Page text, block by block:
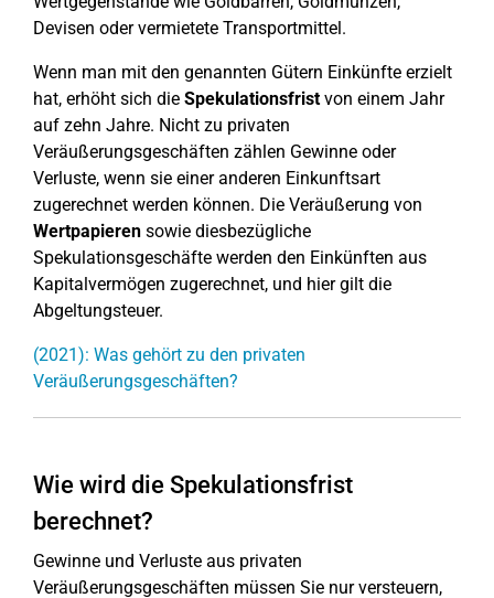
Devisen oder vermietete Transportmittel.
Wenn man mit den genannten Gütern Einkünfte erzielt
hat, erhöht sich die Spekulationsfristvon einem Jahr
auf zehn Jahre. Nicht zu privaten
Veräußerungsgeschäften zählen Gewinne oder
Verluste, wenn sie einer anderen Einkunftsart
zugerechnet werden können. Die Veräußerung von
Wertpapieren sowie diesbezügliche
Spekulationsgeschäfte werden den Einkünften aus
Kapitalvermögen zugerechnet, und hier gilt die
Abgeltungsteuer.
(2021): Was gehört zu den privaten
Veräußerungsgeschäften?
Wie wird die Spekulationsfrist
berechnet?
Gewinne und Verluste aus privaten
Veräußerungsgeschäften müssen Sie nur versteuern,